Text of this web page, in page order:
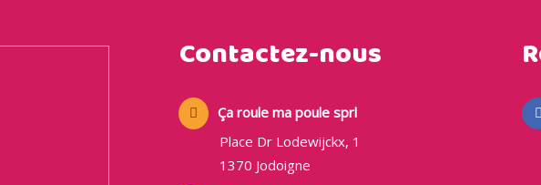
Contactez-nous
Ça roule ma poule sprl
Place Dr Lodewijckx, 1
1370 Jodoigne